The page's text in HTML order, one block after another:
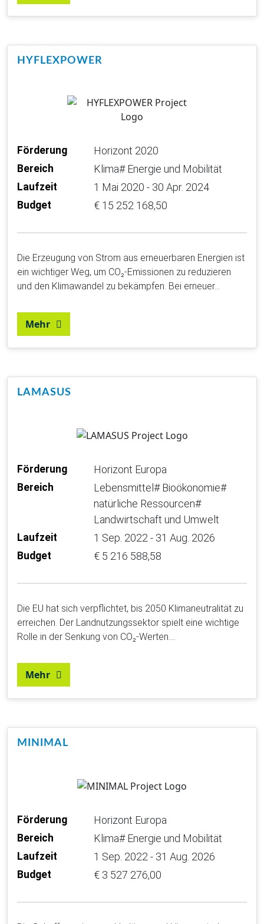
HYFLEXPOWER
Förderung Horizont 2020
Bereich Klima# Energie und Mobilität
Laufzeit 1 Mai 2020 - 30 Apr. 2024
Budget € 15 252 168,50
Die Erzeugung von Strom aus erneuerbaren Energien ist
ein wichtiger Weg, um CO₂-Emissionen zu reduzieren
und den Klimawandel zu bekämpfen. Bei erneuer…
Mehr
LAMASUS
Förderung Horizont Europa
Bereich
Lebensmittel# Bioökonomie#
natürliche Ressourcen#
Landwirtschaft und Umwelt
Laufzeit 1 Sep. 2022 - 31 Aug. 2026
Budget € 5 216 588,58
Die EU hat sich verpflichtet, bis 2050 Klimaneutralität zu
erreichen. Der Landnutzungssektor spielt eine wichtige
Rolle in der Senkung von CO₂-Werten….
Mehr
MINIMAL
Förderung Horizont Europa
Bereich Klima# Energie und Mobilität
Laufzeit 1 Sep. 2022 - 31 Aug. 2026
Budget € 3 527 276,00